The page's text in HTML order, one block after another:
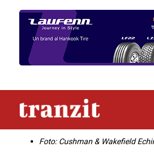
Foto: Cushman & Wakefield